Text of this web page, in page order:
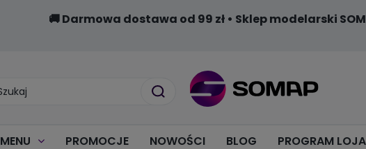
🚚 Darmowa dostawa od 99 zł • Sklep modelarski
MENU PROMOCJE NOWOŚCI BLOG PROGRAM